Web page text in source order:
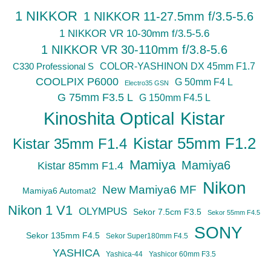
1 NIKKOR 1 NIKKOR 11-27.5mm f/3.5-5.6
1 NIKKOR VR 10-30mm f/3.5-5.6
1 NIKKOR VR 30-110mm f/3.8-5.6
C330 Professional S COLOR-YASHINON DX 45mm F1.7
COOLPIX P6000 Electro35 GSN G 50mm F4 L
G 75mm F3.5 L G 150mm F4.5 L
Kinoshita Optical Kistar
Kistar 35mm F1.4 Kistar 55mm F1.2
Kistar 85mm F1.4 Mamiya Mamiya6
Mamiya6 Automat2 New Mamiya6 MF Nikon
Nikon 1 V1 OLYMPUS Sekor 7.5cm F3.5 Sekor 55mm F4.5
Sekor 135mm F4.5 Sekor Super180mm F4.5 SONY
YASHICA Yashica-44 Yashicor 60mm F3.5